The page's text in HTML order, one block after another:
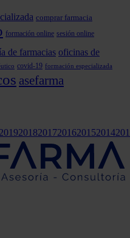
comprar farmacia
formación online sesión online
de farmacias oficinas de
covid-19 formación especializada
asefarma
201920182017201620152014